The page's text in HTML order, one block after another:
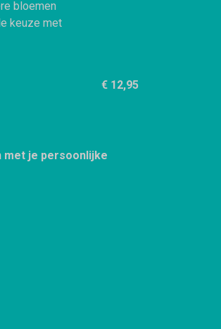
bloemen
keuze met
€ 12,95
met je persoonlijke